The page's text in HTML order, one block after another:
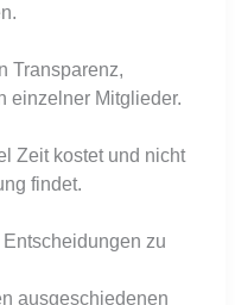
Transparenz,
einzelner Mitglieder.
Zeit kostet und nicht
findet.
zu
ausgeschiedenen